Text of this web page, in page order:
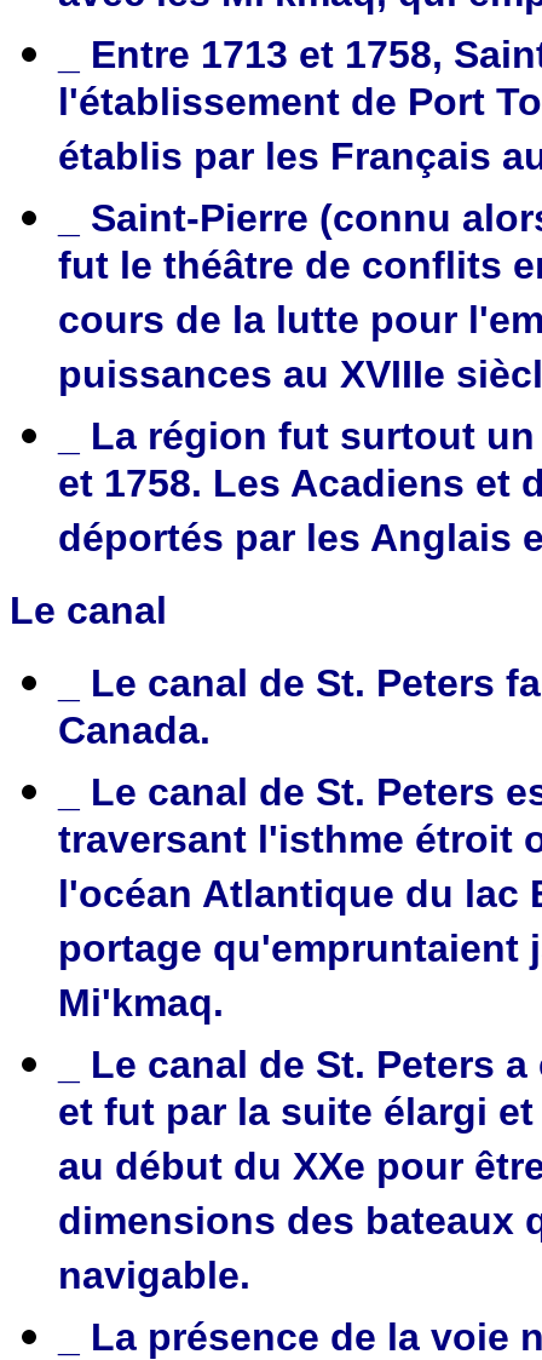
_ Entre 1713 et 1758,
l'établissement de Port
établis par les Français
_ Saint-Pierre (connu
fut le théâtre de conflits
cours de la lutte pour
puissances au XVIIIe
_ La région fut surtout
et 1758. Les Acadiens
déportés par les Anglais
Le canal
_ Le canal de St. Peters
Canada.
_ Le canal de St. Peters
traversant l'isthme étroit
l'océan Atlantique du lac
portage
Mi'kmaq.
_ Le canal de St. Peters
et fut par la suite élargi
au début du XXe pour
dimensions des bateaux
navigable.
_ La présence de la